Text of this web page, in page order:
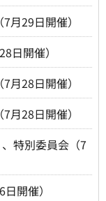
月29日開催）
日開催）
月28日開催）
月28日開催）
特別委員会（7
開催）